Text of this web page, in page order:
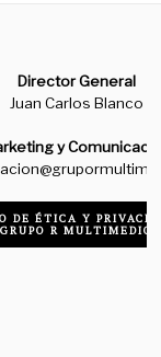
Director General
Juan Carlos Blanco
y
DE ÉTICA Y
GRUPO R MULTIMEDIO